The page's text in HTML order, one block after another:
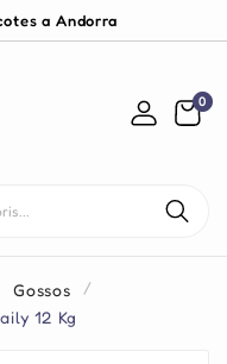
a Andorra
0
Gossos
12 Kg